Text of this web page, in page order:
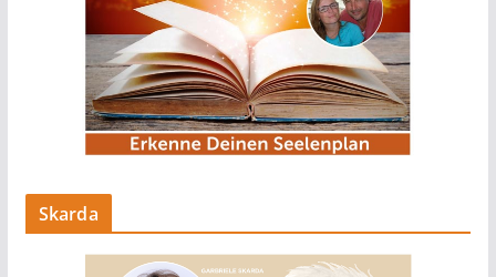
Skarda